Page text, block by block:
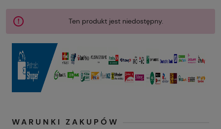
Ten produkt jest niedostępny.
WARUNKI ZAKUPÓW